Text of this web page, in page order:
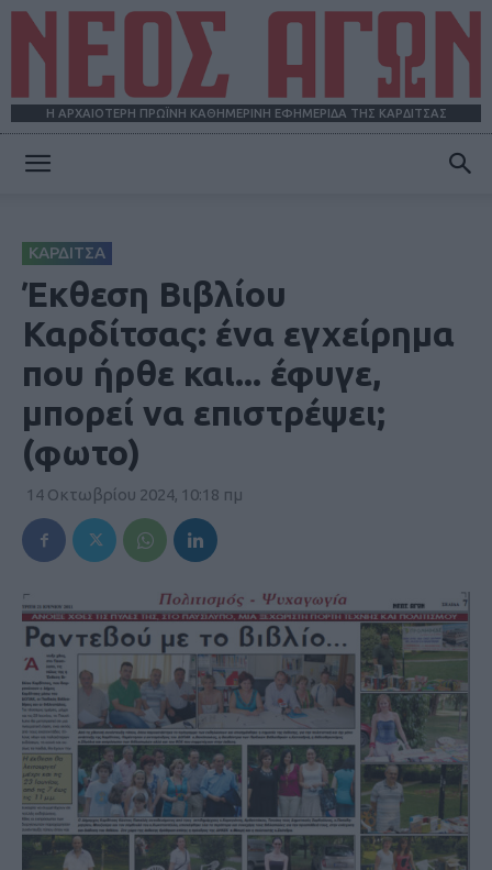
Η ΑΡΧΑΙΟΤΕΡΗ ΠΡΩΪΝΗ ΚΑΘΗΜΕΡΙΝΗ ΕΦΗΜΕΡΙΔΑ ΤΗΣ ΚΑΡΔΙΤΣΑΣ
ΚΑΡΔΙΤΣΑ
Έκθεση Βιβλίου
Καρδίτσας: ένα εγχείρημα
που ήρθε και... έφυγε,
μπορεί να επιστρέψει;
(φωτο)
14 Οκτωβρίου 2024, 10:18 πμ